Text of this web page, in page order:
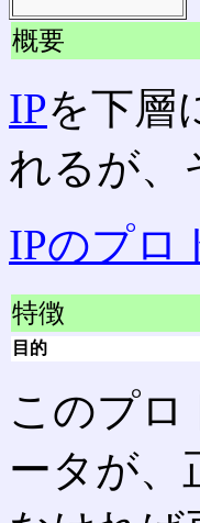
概要
IPを下層
れるが、
IPのプロ
特徴
目的
このプ
ータが、